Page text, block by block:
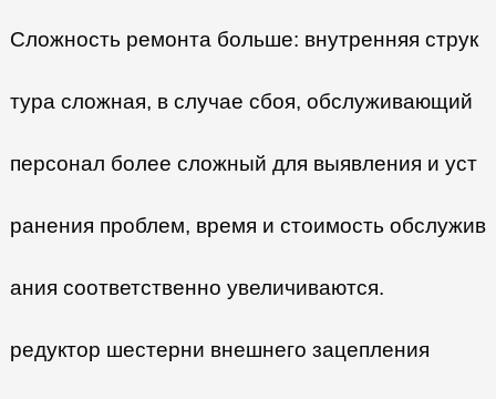
Сложность ремонта больше: внутренняя струк
тура сложная, в случае сбоя, обслуживающий
персонал более сложный для выявления и уст
ранения проблем, время и стоимость обслужив
ания соответственно увеличиваются.
редуктор шестерни внешнего зацепления